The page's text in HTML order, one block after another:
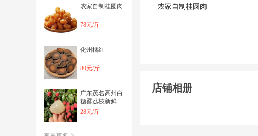
农家自制桂圆肉
78元/斤
化州橘红
80元/斤
广东茂名高州白
糖罂荔枝新鲜精
品15糖分有核果
28元/斤
农家自制桂圆肉
店铺相册